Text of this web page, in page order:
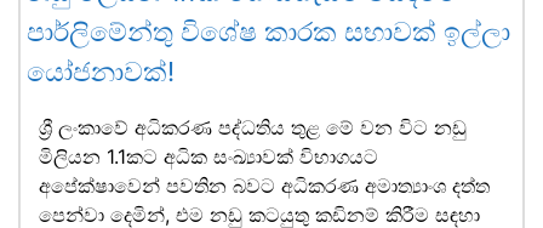
පාර්ලිමේන්තු විශේෂ කාරක සභාවක් ඉල්ලා
යෝජනාවක්!
ශ්‍රී ලංකාවේ අධිකරණ පද්ධතිය තුළ මේ වන විට නඩු
මිලියන 1.1කට අධික සංඛ්‍යාවක් විභාගයට
අපේක්ෂාවෙන් පවතින බවට අධිකරණ අමාත්‍යාංශ දත්ත
පෙන්වා දෙමින්, එම නඩු කටයුතු කඩිනම් කිරීම සඳහා